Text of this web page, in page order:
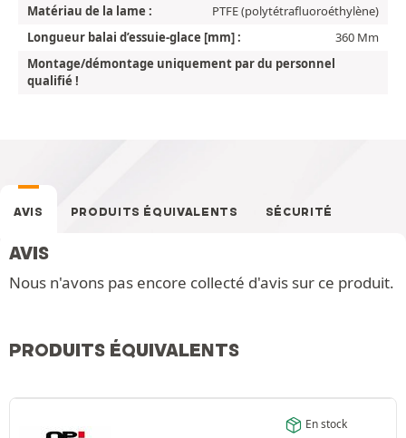
Matériau de la lame :
PTFE (polytétrafluoroéthylène)
Longueur balai d’essuie-glace [mm] :
360 Mm
Montage/démontage uniquement par du personnel
qualifié !
AVIS PRODUITS ÉQUIVALENTS SÉCURITÉ
AVIS
Nous n'avons pas encore collecté d'avis sur ce produit.
PRODUITS ÉQUIVALENTS
En stock